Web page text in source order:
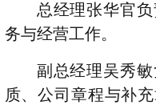
总经理张华官
务与经营工作。
副总经理吴秀
质、公司章程与补